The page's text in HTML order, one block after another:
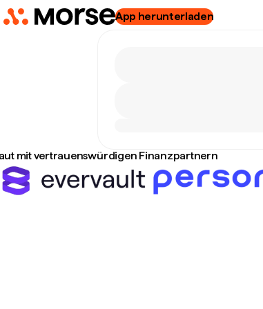
App herunterladen
mit vertrauenswürdigen Finanzpartnern